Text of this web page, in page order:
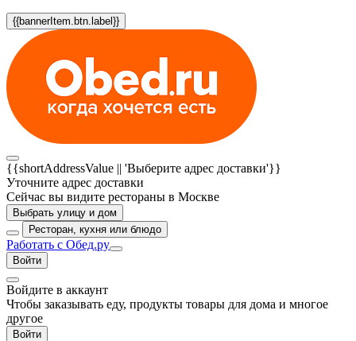
{{bannerItem.btn.label}}
{{shortAddressValue || 'Выберите адрес доставки'}}
Уточните адрес доставки
Сейчас вы видите рестораны в Москве
Выбрать улицу и дом
Ресторан, кухня или блюдо
Работать с Обед.ру
Войти
Войдите в аккаунт
Чтобы заказывать еду, продукты товары для дома и многое
другое
Войти